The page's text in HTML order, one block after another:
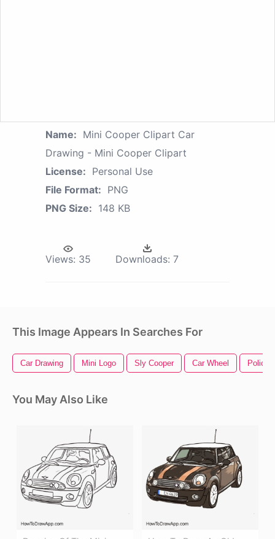
Name: Mini Cooper Clipart Car
Drawing - Mini Cooper Clipart
License: Personal Use
File Format: PNG
PNG Size: 148 KB
Views: 35 Downloads: 7
This Image Appears In Searches For
Car Drawing Mini Logo Sly Cooper Car Wheel Police
You May Also Like